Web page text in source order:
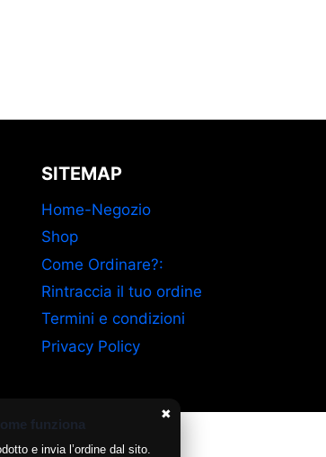
Cookie
SITEMAP
Home-Negozio
Shop
Come Ordinare?:
Rintraccia il tuo ordine
Termini e condizioni
Privacy Policy
✖
funziona
e invia l’ordine dal sito.